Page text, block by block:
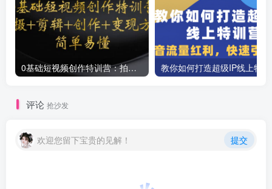
0基础短视频创作特训营：拍摄+剪辑+创作+变现方法
评论 抢沙发
欢迎您留下宝贵的见解！ 提交